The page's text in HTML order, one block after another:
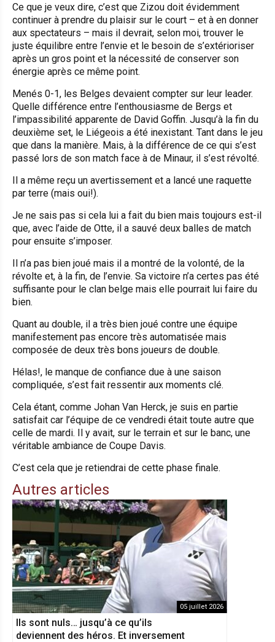
Ce que je veux dire, c’est que Zizou doit évidemment
continuer à prendre du plaisir sur le court – et à en donner
aux spectateurs – mais il devrait, selon moi, trouver le
juste équilibre entre l’envie et le besoin de s’extérioriser
après un gros point et la nécessité de conserver son
énergie après ce même point.
Menés 0-1, les Belges devaient compter sur leur leader.
Quelle différence entre l’enthousiasme de Bergs et
l’impassibilité apparente de David Goffin. Jusqu’à la fin du
deuxième set, le Liégeois a été inexistant. Tant dans le jeu
que dans la manière. Mais, à la différence de ce qui s’est
passé lors de son match face à de Minaur, il s’est révolté.
Il a même reçu un avertissement et a lancé une raquette
par terre (mais oui!).
Je ne sais pas si cela lui a fait du bien mais toujours est-il
que, avec l’aide de Otte, il a sauvé deux balles de match
pour ensuite s’imposer.
Il n’a pas bien joué mais il a montré de la volonté, de la
révolte et, à la fin, de l’envie. Sa victoire n’a certes pas été
suffisante pour le clan belge mais elle pourrait lui faire du
bien.
Quant au double, il a très bien joué contre une équipe
manifestement pas encore très automatisée mais
composée de deux très bons joueurs de double.
Hélas!, le manque de confiance due à une saison
compliquée, s’est fait ressentir aux moments clé.
Cela étant, comme Johan Van Herck, je suis en partie
satisfait car l’équipe de ce vendredi était toute autre que
celle de mardi. Il y avait, sur le terrain et sur le banc, une
véritable ambiance de Coupe Davis.
C’est cela que je retiendrai de cette phase finale.
Autres articles
05 juillet 2026
Ils sont nuls… jusqu’à ce qu’ils
deviennent des héros. Et inversement